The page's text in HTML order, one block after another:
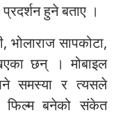
हुने बताए ।
भोलाराज सापकोटा,
छन् । मोबाइल
समस्या र त्यसले
फिल्म बनेको संकेत